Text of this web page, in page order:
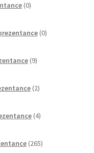
0izdelkov
0izdelkov
9izdelkov
2izdelka
4izdelki
265izdelkov